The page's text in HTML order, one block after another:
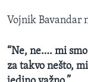
Vojnik Bavandar
“Ne, ne…. mi
za takvo nešto,